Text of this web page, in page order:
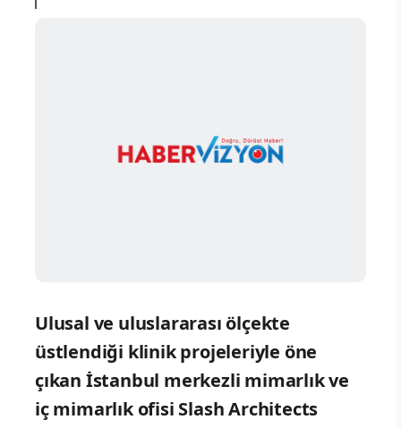
Ulusal ve uluslararası ölçekte
üstlendiği klinik projeleriyle öne
çıkan İstanbul merkezli mimarlık ve
iç mimarlık ofisi Slash Architects